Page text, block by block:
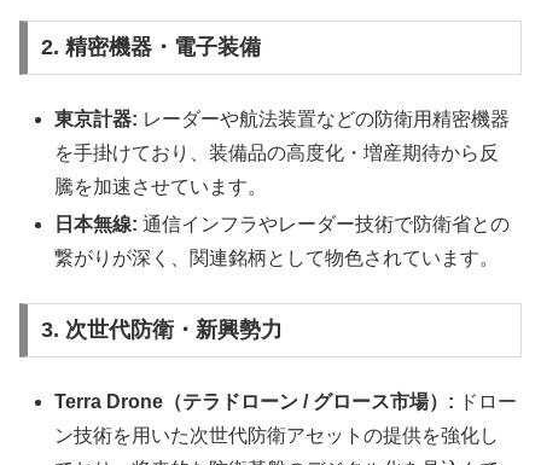
2. 精密機器・電子装備
東京計器: レーダーや航法装置などの防衛用精密機器
を手掛けており、装備品の高度化・増産期待から反
騰を加速させています。
日本無線: 通信インフラやレーダー技術で防衛省との
繋がりが深く、関連銘柄として物色されています。
3. 次世代防衛・新興勢力
Terra Drone（テラドローン / グロース市場）: ドロー
ン技術を用いた次世代防衛アセットの提供を強化し